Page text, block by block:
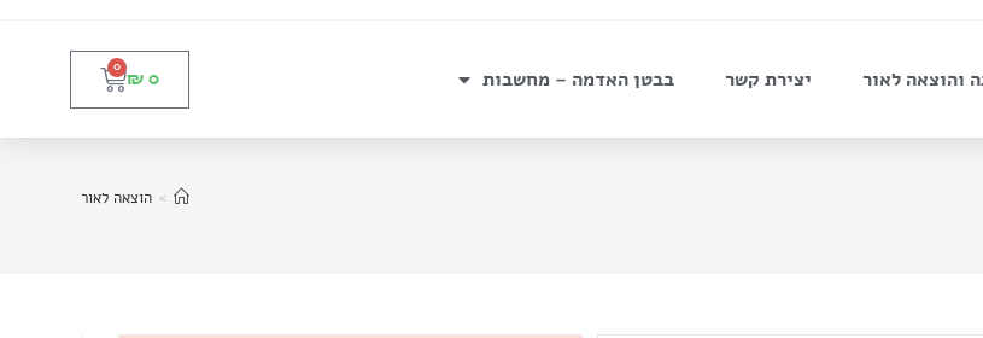
והוצאה לאור יצירת קשר בבטן האדמה – מחשבות ₪ 0
0
> הוצאה לאור